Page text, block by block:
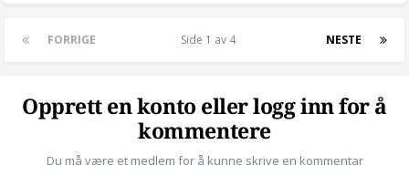
FORRIGE NESTE
Side 1 av 4
Opprett en konto eller logg inn for å
kommentere
Du må være et medlem for å kunne skrive en kommentar